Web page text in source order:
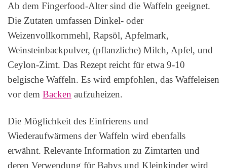
Ab dem Fingerfood-Alter sind die Waffeln geeignet.
Die Zutaten umfassen Dinkel- oder
Weizenvollkornmehl, Rapsöl, Apfelmark,
Weinsteinbackpulver, (pflanzliche) Milch, Apfel, und
Ceylon-Zimt. Das Rezept reicht für etwa 9-10
belgische Waffeln. Es wird empfohlen, das Waffeleisen
vor dem Backen aufzuheizen.
Die Möglichkeit des Einfrierens und
Wiederaufwärmens der Waffeln wird ebenfalls
erwähnt. Relevante Information zu Zimtarten und
deren Verwendung für Babys und Kleinkinder wird